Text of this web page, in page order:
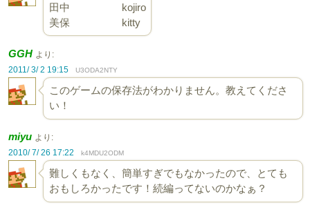
田中 kojiro
美保 kitty
GGH より:
2011/ 3/ 2 19:15
U3ODA2NTY
このゲームの保存法がわかりません。教えてくださ
い！
miyu より:
2010/ 7/ 26 17:22
k4MDU2ODM
難しくもなく、簡単すぎでもなかったので、とても
おもしろかったです！続編ってないのかなぁ？